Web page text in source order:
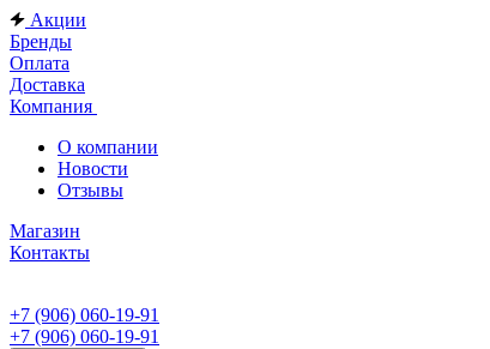
Акции
Бренды
Оплата
Доставка
Компания
О компании
Новости
Отзывы
Магазин
Контакты
+7 (906) 060-19-91
+7 (906) 060-19-91